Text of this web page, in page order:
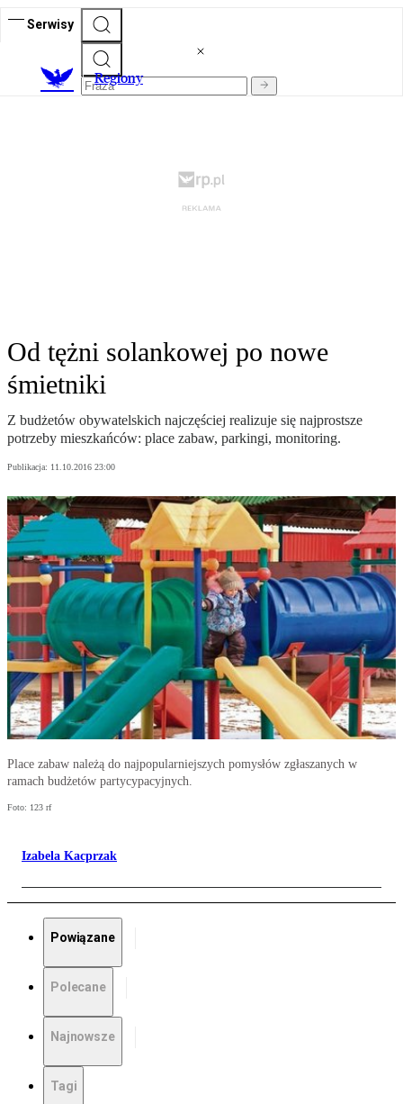
Serwisy
Regiony
Od tężni solankowej po nowe
śmietniki
Z budżetów obywatelskich najczęściej realizuje się najprostsze
potrzeby mieszkańców: place zabaw, parkingi, monitoring.
Publikacja: 11.10.2016 23:00
Place zabaw należą do najpopularniejszych pomysłów zgłaszanych w
ramach budżetów partycypacyjnych.
Foto: 123 rf
Izabela Kacprzak
Powiązane
Polecane
Najnowsze
Tagi